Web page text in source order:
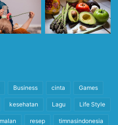
Business cinta Games
kesehatan Lagu Life Style
resep timnasindonesia